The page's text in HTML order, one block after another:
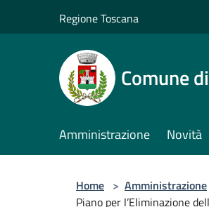
Regione Toscana
Comune
Amministrazione Novità
Home > Amministrazione
Piano per l’Eliminazione